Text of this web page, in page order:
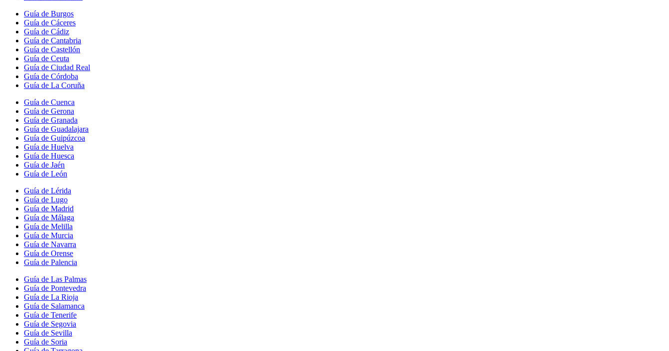
Guía de Burgos
Guía de Cáceres
Guía de Cádiz
Guía de Cantabria
Guía de Castellón
Guía de Ceuta
Guía de Ciudad Real
Guía de Córdoba
Guía de La Coruña
Guía de Cuenca
Guía de Gerona
Guía de Granada
Guía de Guadalajara
Guía de Guipúzcoa
Guía de Huelva
Guía de Huesca
Guía de Jaén
Guía de León
Guía de Lérida
Guía de Lugo
Guía de Madrid
Guía de Málaga
Guía de Melilla
Guía de Murcia
Guía de Navarra
Guía de Orense
Guía de Palencia
Guía de Las Palmas
Guía de Pontevedra
Guía de La Rioja
Guía de Salamanca
Guía de Tenerife
Guía de Segovia
Guía de Sevilla
Guía de Soria